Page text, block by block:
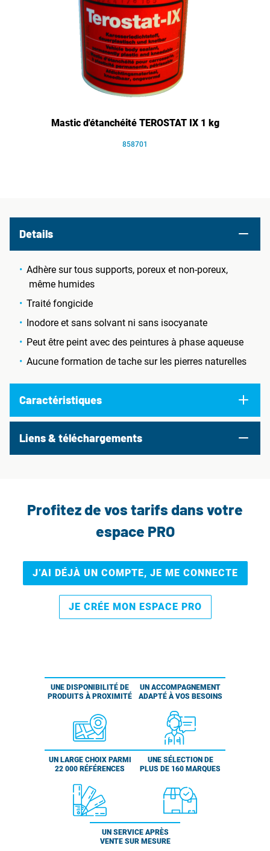
Mastic d'étanchéité TEROSTAT IX 1 kg
858701
Details
Adhère sur tous supports, poreux et non-poreux,
même humides
Traité fongicide
Inodore et sans solvant ni sans isocyanate
Peut être peint avec des peintures à phase aqueuse
Aucune formation de tache sur les pierres naturelles
Caractéristiques
Liens & téléchargements
Profitez de vos tarifs dans votre
espace PRO
J’AI DÉJÀ UN COMPTE, JE ME CONNECTE
JE CRÉE MON ESPACE PRO
UNE DISPONIBILITÉ DE
PRODUITS À PROXIMITÉ
UN ACCOMPAGNEMENT
ADAPTÉ À VOS BESOINS
UN LARGE CHOIX PARMI
22 000 RÉFÉRENCES
UNE SÉLECTION DE
PLUS DE 160 MARQUES
UN SERVICE APRÈS
VENTE SUR MESURE